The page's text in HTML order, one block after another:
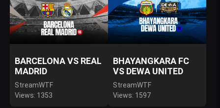
BARCELONA VS REAL
MADRID
StreamWTF
Views: 1353
BHAYANGKARA FC
VS DEWA UNITED
StreamWTF
Views: 1597